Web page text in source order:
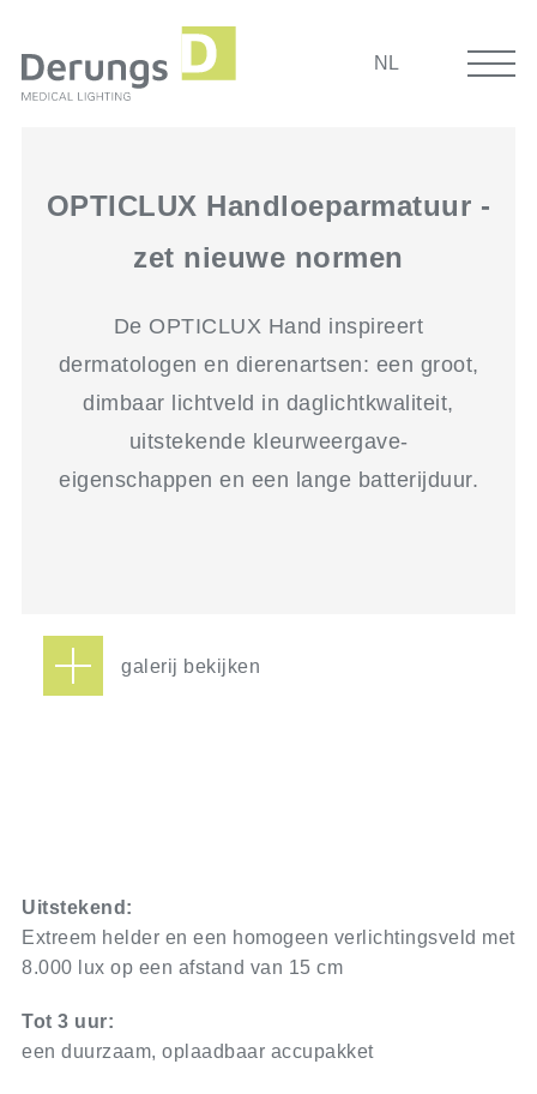
NL
OPTICLUX Handloeparmatuur -
zet nieuwe normen
De OPTICLUX Hand inspireert
dermatologen en dierenartsen: een groot,
dimbaar lichtveld in daglichtkwaliteit,
uitstekende kleurweergave-
eigenschappen en een lange batterijduur.
galerij bekijken
Uitstekend:
Extreem helder en een homogeen verlichtingsveld met
8.000 lux op een afstand van 15 cm
Tot 3 uur:
een duurzaam, oplaadbaar accupakket